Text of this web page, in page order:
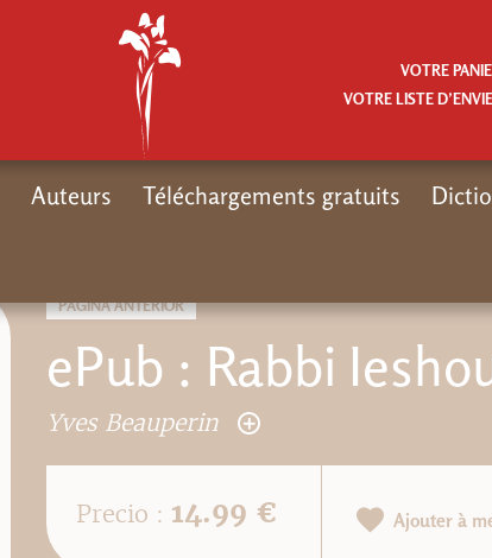
PÁGINA ANTERIOR
ePub : Rabbi
Yves Beauperin
Precio : 14.99 € Ajouter à
VOTRE
VOTRE LISTE
Auteurs Téléchargements gratuits